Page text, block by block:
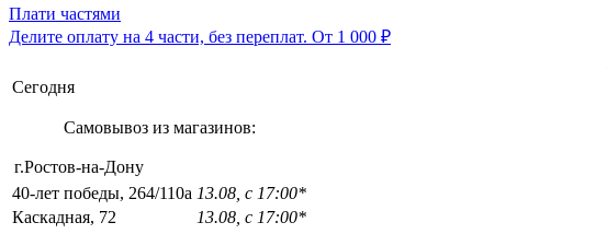
Плати частями
Делите оплату на 4 части, без переплат. От 1 000 ₽
Сегодня
Самовывоз из магазинов:
г.Ростов-на-Дону
40-лет победы, 264/110а 13.08, с 17:00*
Каскадная, 72
13.08, с 17:00*